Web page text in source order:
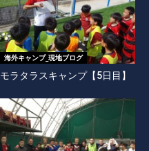
海外キャンプ_現地ブログ
モラタラスキャンプ【5日目】